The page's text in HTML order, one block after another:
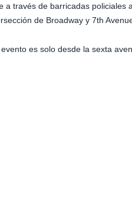
a través de barricadas
de Broadway y 7th
es solo desde la sexta